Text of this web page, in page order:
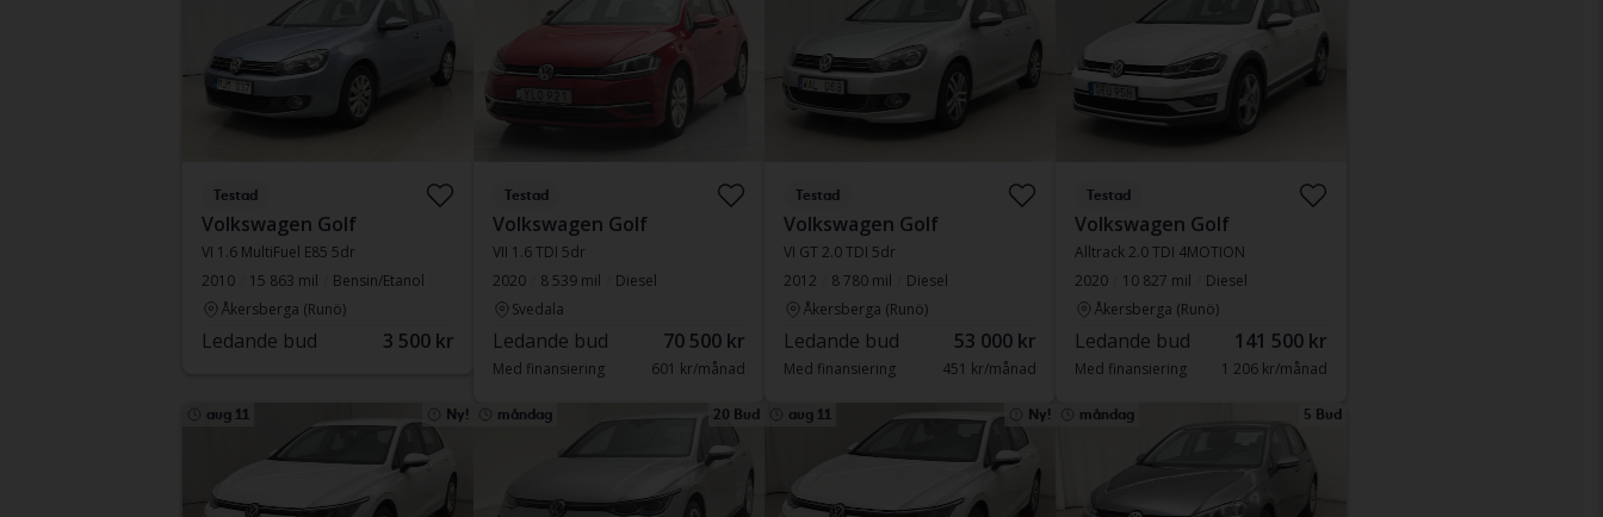
Testad
Volkswagen Golf
VI 1.6 MultiFuel E85 5dr
2010
15 863 mil
Bensin/Etanol
Åkersberga (Runö)
Ledande bud 3 500 kr
Testad
Volkswagen Golf
VII 1.6 TDI 5dr
2020
8 539 mil
Diesel
Svedala
Ledande bud 70 500 kr
Med finansiering 601 kr/månad
Testad
Volkswagen Golf
VI GT 2.0 TDI 5dr
2012
8 780 mil
Diesel
Åkersberga (Runö)
Ledande bud 53 000 kr
Med finansiering 451 kr/månad
Testad
Volkswagen Golf
Alltrack 2.0 TDI 4MOTION
2020
10 827 mil
Diesel
Åkersberga (Runö)
Ledande bud 141 500 kr
Med finansiering 1 206 kr/månad
aug 11 Ny! måndag 20 Bud aug 11 Ny! måndag 5 Bud